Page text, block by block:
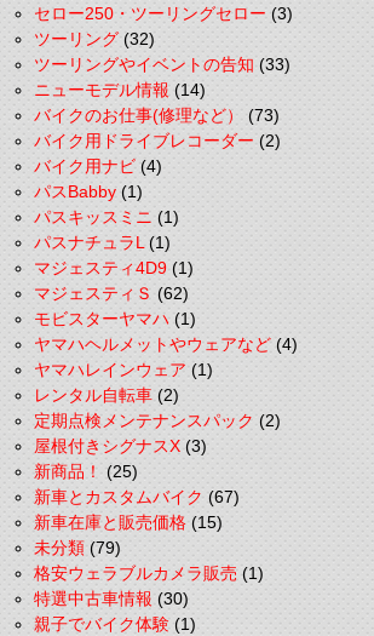
セロー250・ツーリングセロー(3)
ツーリング(32)
ツーリングやイベントの告知(33)
ニューモデル情報(14)
バイクのお仕事(修理など）(73)
バイク用ドライブレコーダー(2)
バイク用ナビ(4)
パスBabby(1)
パスキッスミニ(1)
パスナチュラL(1)
マジェスティ4D9(1)
マジェスティＳ(62)
モビスターヤマハ(1)
ヤマハヘルメットやウェアなど(4)
ヤマハレインウェア(1)
レンタル自転車(2)
定期点検メンテナンスパック(2)
屋根付きシグナスX(3)
新商品！(25)
新車とカスタムバイク(67)
新車在庫と販売価格(15)
未分類(79)
格安ウェラブルカメラ販売(1)
特選中古車情報(30)
親子でバイク体験(1)